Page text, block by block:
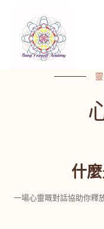
什
一場心靈嘅對話協助你釋